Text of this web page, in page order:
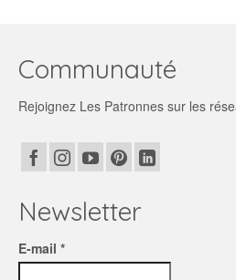
Communauté
Rejoignez Les Patronnes sur les
Newsletter
E-mail *